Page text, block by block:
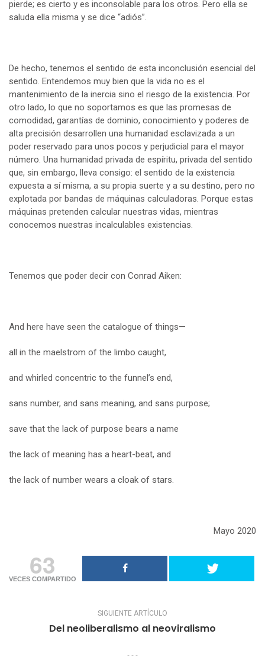
pierde; es cierto y es inconsolable para los otros. Pero ella se
saluda ella misma y se dice “adiós”.
De hecho, tenemos el sentido de esta inconclusión esencial del
sentido. Entendemos muy bien que la vida no es el
mantenimiento de la inercia sino el riesgo de la existencia. Por
otro lado, lo que no soportamos es que las promesas de
comodidad, garantías de dominio, conocimiento y poderes de
alta precisión desarrollen una humanidad esclavizada a un
poder reservado para unos pocos y perjudicial para el mayor
número. Una humanidad privada de espíritu, privada del sentido
que, sin embargo, lleva consigo: el sentido de la existencia
expuesta a sí misma, a su propia suerte y a su destino, pero no
explotada por bandas de máquinas calculadoras. Porque estas
máquinas pretenden calcular nuestras vidas, mientras
conocemos nuestras incalculables existencias.
Tenemos que poder decir con Conrad Aiken:
And here have seen the catalogue of things—
all in the maelstrom of the limbo caught,
and whirled concentric to the funnel’s end,
sans number, and sans meaning, and sans purpose;
save that the lack of purpose bears a name
the lack of meaning has a heart-beat, and
the lack of number wears a cloak of stars.
Mayo 2020
63
VECES COMPARTIDO
SIGUIENTE ARTÍCULO
Del neoliberalismo al neoviralismo